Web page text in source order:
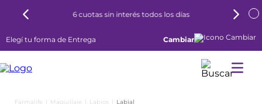
6 cuotas sin interés todos los días
Elegí tu forma de Entrega Cambiar
Maquillaje Labios Labial